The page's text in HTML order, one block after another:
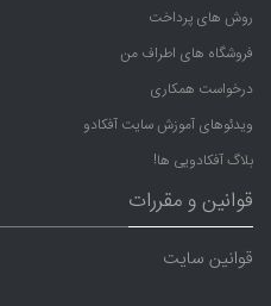
روش های پرداخت
فروشگاه های اطراف من
درخواست همکاری
ویدئوهای آموزش سایت آفکادو
بلاگ آفکادویی ها!
قوانین و مقررات
قوانین سایت